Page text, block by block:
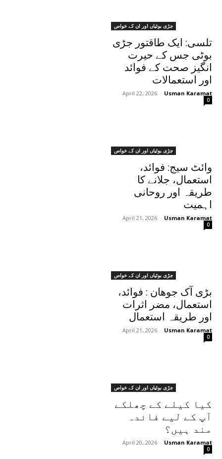
جڑی بوٹیاں اور ان کے خواص
تلسی: ایک طاقتور جڑی
بوٹی جس کے حیرت
انگیز صحت کے فوائد
اور استعمالات
Usman Karamat
-
April 22, 2026
0
جڑی بوٹیاں اور ان کے خواص
وائٹ سیج: فوائد،
استعمال، جلانے کا
طریقہ اور روحانی
اہمیت
Usman Karamat
-
April 21, 2026
0
جڑی بوٹیاں اور ان کے خواص
بڑی آک جوھان : فوائد،
استعمال، مضر اثرات
اور طریقہ استعمال
Usman Karamat
-
April 21, 2026
0
جڑی بوٹیاں اور ان کے خواص
کیا کیلے کے چھلکے
آپ کے لیے فائدہ
مند ہیں؟
Usman Karamat
-
April 20, 2026
0